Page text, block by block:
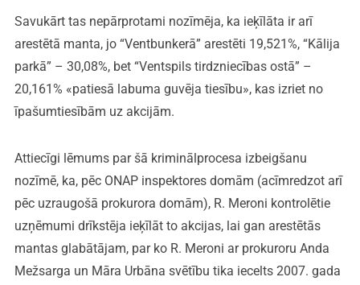
Savukārt tas nepārprotami nozīmēja, ka ieķīlāta ir arī
arestētā manta, jo “Ventbunkerā” arestēti 19,521%, “Kālija
parkā” – 30,08%, bet “Ventspils tirdzniecības ostā” –
20,161% «patiesā labuma guvēja tiesību», kas izriet no
īpašumtiesībām uz akcijām.
Attiecīgi lēmums par šā kriminālprocesa izbeigšanu
nozīmē, ka, pēc ONAP inspektores domām (acīmredzot arī
pēc uzraugošā prokurora domām), R. Meroni kontrolētie
uzņēmumi drīkstēja ieķīlāt to akcijas, lai gan arestētās
mantas glabātājam, par ko R. Meroni ar prokuroru Anda
Mežsarga un Māra Urbāna svētību tika iecelts 2007. gada